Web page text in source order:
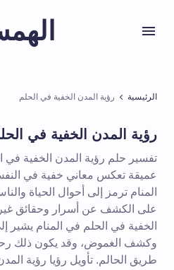
الرئيسية رؤية المدن الخفية في الحلم
رؤية المدن الخفية في
تفسير حلم رؤية المدن الخفية في
عميقة تعكس معاني خفية في
المنام ترمز إلى أحوال الحياة
على الكشف عن أسرار وحقائق
الخفية في الحلم في المنام يشير
وكشف الغموض، وقد يكون ذلك
طريق الحالم. تأويل رؤيا رؤية